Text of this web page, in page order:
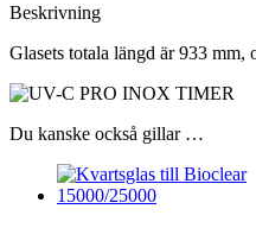
Beskrivning
Glasets totala längd är 933 mm,
Du kanske också gillar …